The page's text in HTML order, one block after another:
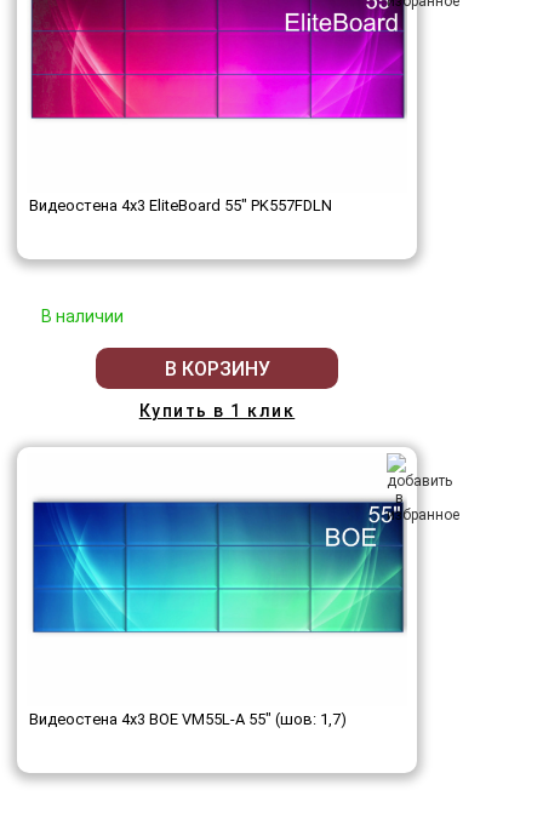
Видеостена 4x3 EliteBoard 55" PK557FDLN
В наличии
В КОРЗИНУ
Купить в 1 клик
Видеостена 4x3 BOE VM55L-A 55" (шов: 1,7)